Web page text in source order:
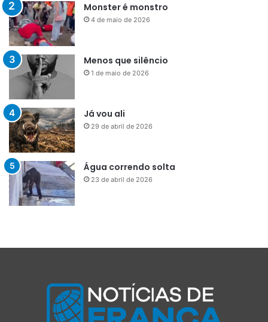
Monster é monstro
4 de maio de 2026
Menos que silêncio
1 de maio de 2026
Já vou ali
29 de abril de 2026
Água correndo solta
23 de abril de 2026